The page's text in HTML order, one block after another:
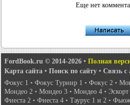
Еще нет
FordBook.ru © 2014-2026 • Полная
Карта сайта • Поиск по сайту • Связь с
Фокус 1 • Фокус Турнир 1 • Фокус 2 •
Мондео 2 • Мондео 3 • Мондео 4 • Эскорт
Фиеста 2 • Фиеста 4 • Таурус 1 и 2 •